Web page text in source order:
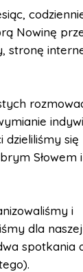
Nowinę
stronę
dzieliliśmy się
Słowem i
i
dla naszej
spotkania